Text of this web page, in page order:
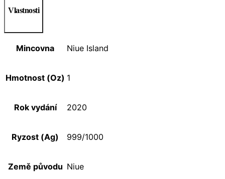
Vlastnosti
Mincovna Niue Island
Hmotnost (Oz) 1
Rok vydání 2020
Ryzost (Ag) 999/1000
Země původu Niue